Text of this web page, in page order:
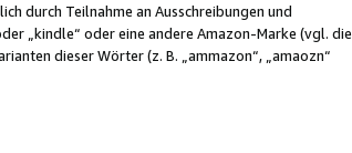
durch Teilnahme an Ausschreibungen und
„kindle“ oder eine andere Amazon-Marke (vgl. die
dieser Wörter (z. B. „ammazon“, „amaozn“